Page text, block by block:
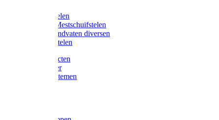
Gardena stelen
Sneeuw- /Mestschuifstelen
Stelen / Handvaten diversen
Telescoopstelen
Tuin producten
Fruitplukker
Ophangsystemen